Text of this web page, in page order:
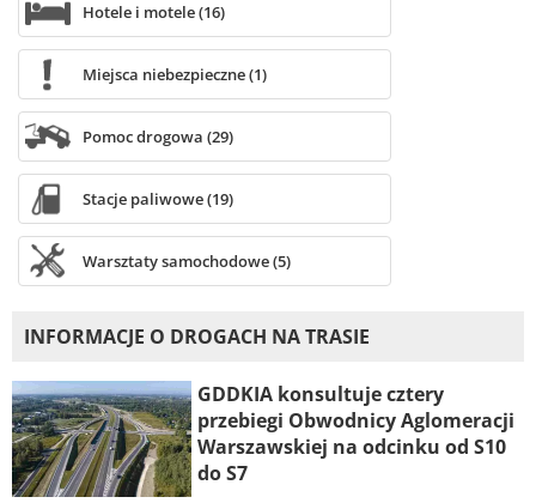
Hotele i motele (16)
Miejsca niebezpieczne (1)
Pomoc drogowa (29)
Stacje paliwowe (19)
Warsztaty samochodowe (5)
INFORMACJE O DROGACH NA TRASIE
GDDKIA konsultuje cztery
przebiegi Obwodnicy Aglomeracji
Warszawskiej na odcinku od S10
do S7